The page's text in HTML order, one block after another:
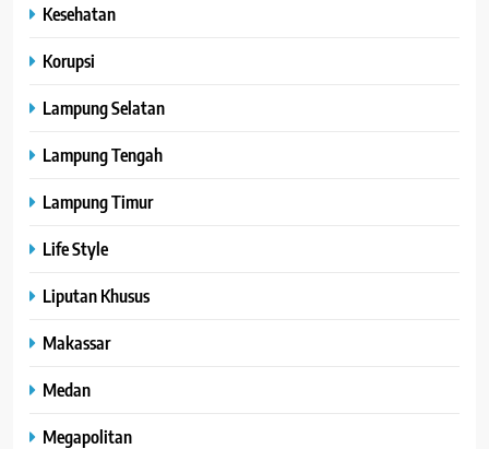
Kesehatan
Korupsi
Lampung Selatan
Lampung Tengah
Lampung Timur
Life Style
Liputan Khusus
Makassar
Medan
Megapolitan